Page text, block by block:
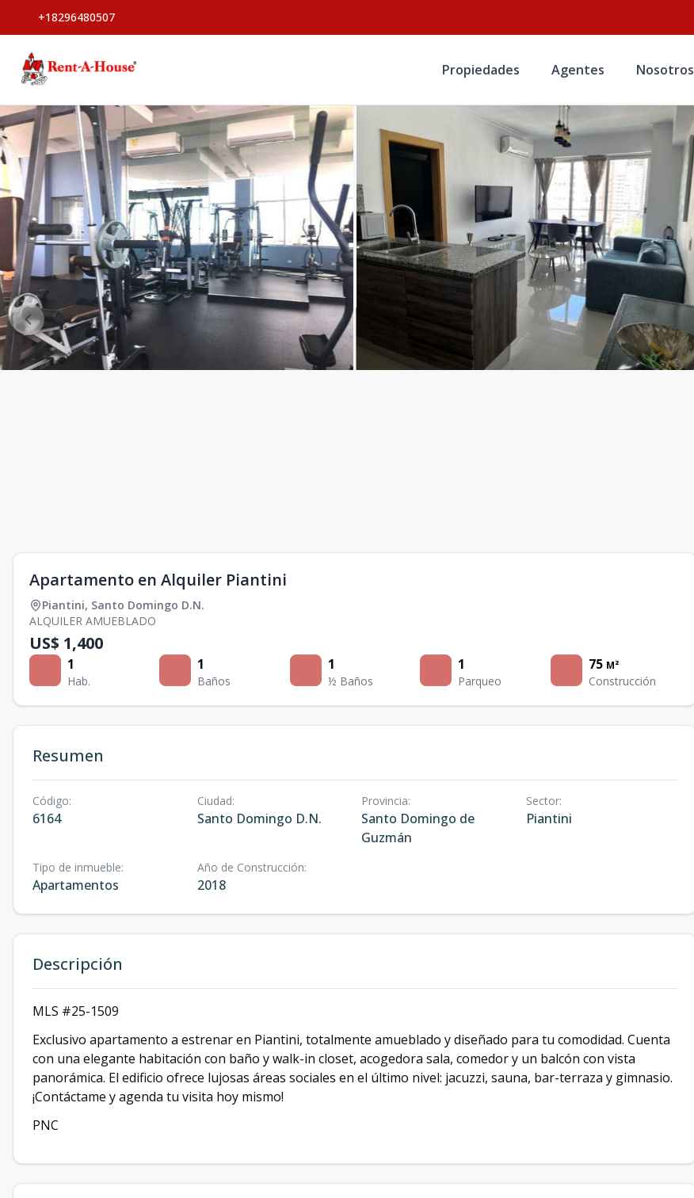
+18296480507
Propiedades Agentes Nosotros
Apartamento en Alquiler Piantini
Piantini, Santo Domingo D.N.
ALQUILER AMUEBLADO
US$ 1,400
1
Hab.
1
Baños
1
½ Baños
1
Parqueo
75 M²
Construcción
Resumen
Código:
6164
Ciudad:
Santo Domingo D.N.
Provincia:
Santo Domingo de
Guzmán
Sector:
Piantini
Tipo de inmueble:
Apartamentos
Año de Construcción:
2018
Descripción
MLS #25-1509
Exclusivo apartamento a estrenar en Piantini, totalmente amueblado y diseñado para tu comodidad. Cuenta
con una elegante habitación con baño y walk-in closet, acogedora sala, comedor y un balcón con vista
panorámica. El edificio ofrece lujosas áreas sociales en el último nivel: jacuzzi, sauna, bar-terraza y gimnasio.
¡Contáctame y agenda tu visita hoy mismo!
PNC